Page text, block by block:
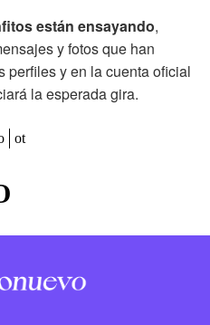
están ensayando,
y fotos que han
perfiles y en la cuenta oficial
la esperada gira.
ot